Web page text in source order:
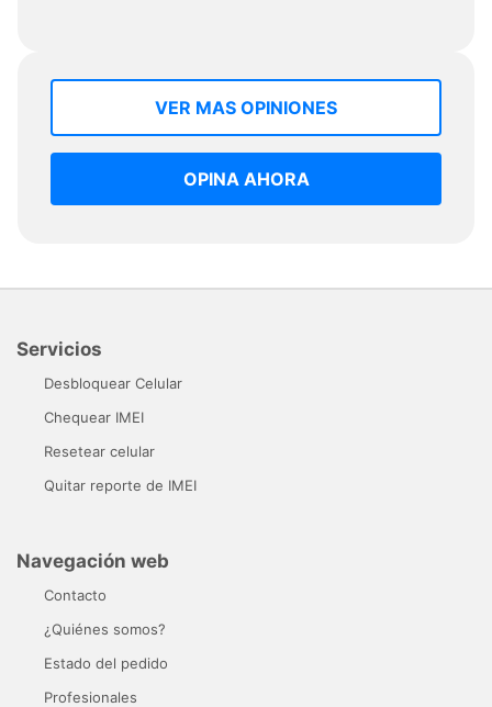
VER MAS OPINIONES
OPINA AHORA
Servicios
Desbloquear Celular
Chequear IMEI
Resetear celular
Quitar reporte de IMEI
Navegación web
Contacto
¿Quiénes somos?
Estado del pedido
Profesionales